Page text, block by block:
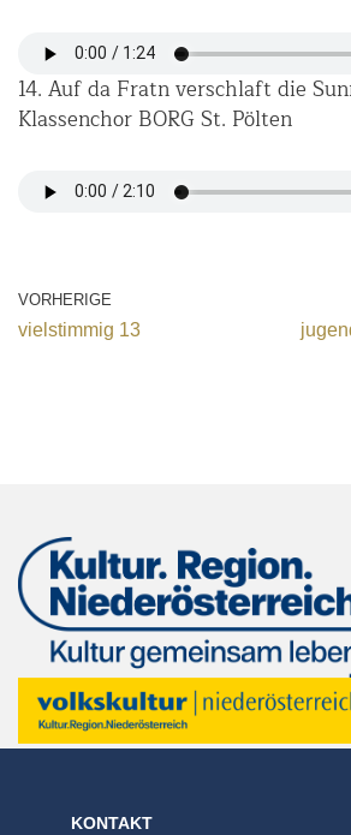
14. Auf da Fratn verschlaft die
Klassenchor BORG St. Pölten
VORHERIGE
vielstimmig 13
KONTAKT